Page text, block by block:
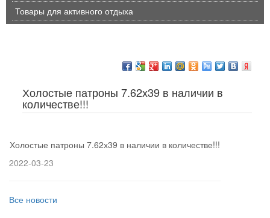
Товары для активного отдыха
Холостые патроны 7.62х39 в наличии в
количестве!!!
Холостые патроны 7.62х39 в наличии в количестве!!!
2022-03-23
Все новости